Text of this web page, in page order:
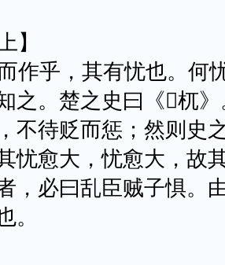
乎，其有忧也。何
之。楚之史曰《杌
不待贬而惩；然则史
忧愈大，忧愈大，故
，必曰乱臣贼子惧。
。